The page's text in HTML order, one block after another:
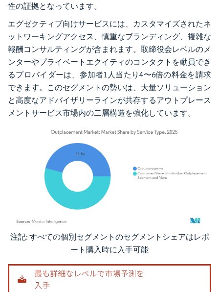
性の証拠となっています。
エグゼクティブ向けサービスには、カスタマイズされたネ
ットワーキングアクセス、慎重なブランディング、複雑な
報酬コンサルティングが含まれます。取締役会レベルのメ
ンターやプライベートエクイティのコンタクトを動員でき
るプロバイダーは、参加者1人当たり4〜6倍の料金を請求
できます。このセグメントの勢いは、大量ソリューション
と高度なアドバイザリーラインが共存するアウトプレース
メントサービス市場内の二層構造を強化しています。
画像 © Mordor Intelligence。再利用にはCC BY 4.0の表示が必要です。
注記: すべての個別セグメントのセグメントシェアはレポ
ート購入時に入手可能